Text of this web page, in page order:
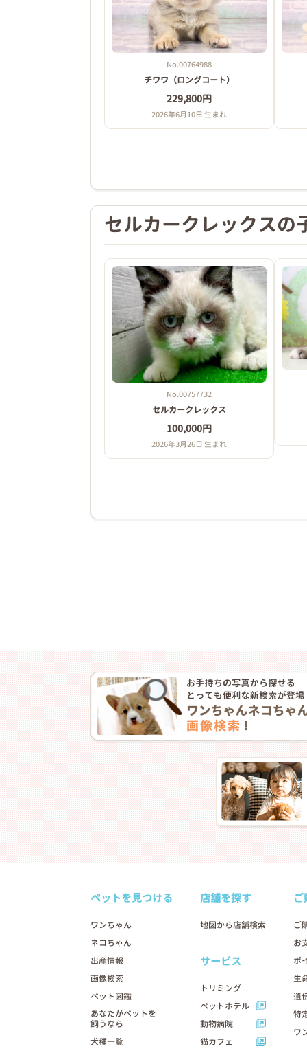
No.00764988
チワワ（ロングコート）
229,800円
2026年6月10日 生まれ
セルカークレックスの
No.00757732
セルカークレックス
100,000円
2026年3月26日 生まれ
ペットを見つける
ワンちゃん
ネコちゃん
出産情報
画像検索
ペット図鑑
あなたがペットを
飼うなら
犬種一覧
店舗を探す
地図から店舗検索
サービス
トリミング
ペットホテル
動物病院
猫カフェ
ご
お
ポ
生
遺
特
ワ